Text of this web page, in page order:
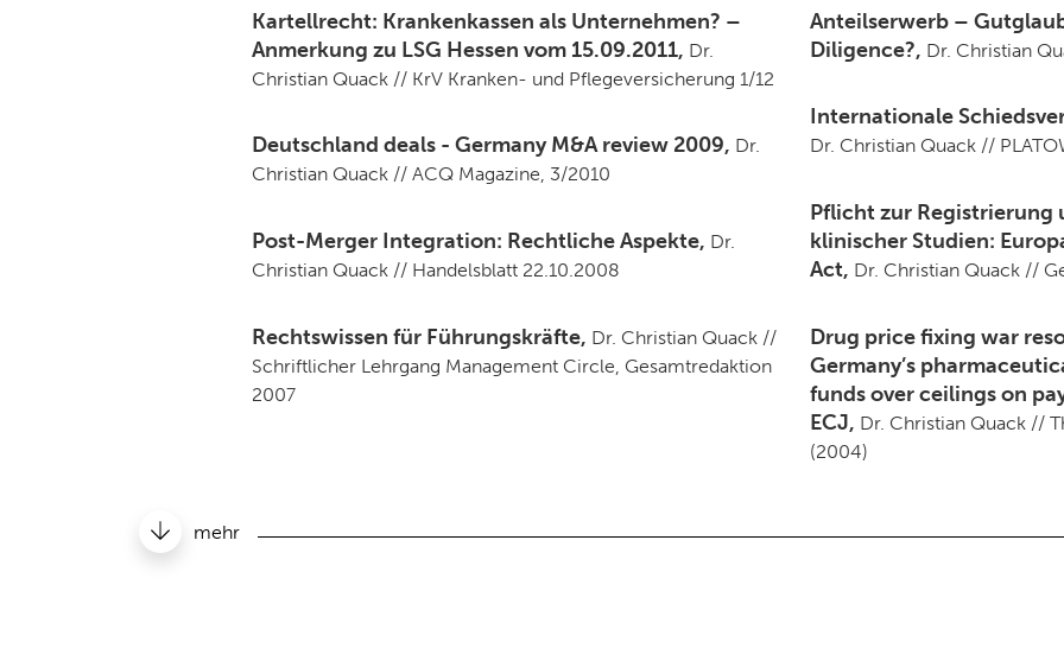
Kartellrecht: Krankenkassen als Unternehmen? –
Anmerkung zu LSG Hessen vom 15.09.2011, Dr.
Christian Quack // KrV Kranken- und Pflegeversicherung 1/12
Anteilserwerb –
Diligence?, Dr. Christian
Internationale
Dr. Christian Quack //
Deutschland deals - Germany M&A review 2009, Dr.
Christian Quack // ACQ Magazine, 3/2010
Pflicht zur Registrierung
klinischer Studien:
Act, Dr. Christian Quack //
Post-Merger Integration: Rechtliche Aspekte, Dr.
Christian Quack // Handelsblatt 22.10.2008
Rechtswissen für Führungskräfte, Dr. Christian Quack //
Schriftlicher Lehrgang Management Circle, Gesamtredaktion
2007
Drug price fixing war
Germany’s
funds over ceilings on
ECJ, Dr. Christian Quack //
(2004)
mehr